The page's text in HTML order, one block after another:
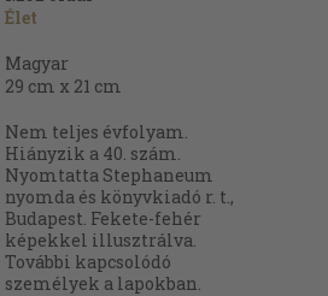
Élet
Magyar
29 cm x 21 cm
Nem teljes évfolyam.
Hiányzik a 40. szám.
Nyomtatta Stephaneum
nyomda és könyvkiadó r. t.,
Budapest. Fekete-fehér
képekkel illusztrálva.
További kapcsolódó
személyek a lapokban.